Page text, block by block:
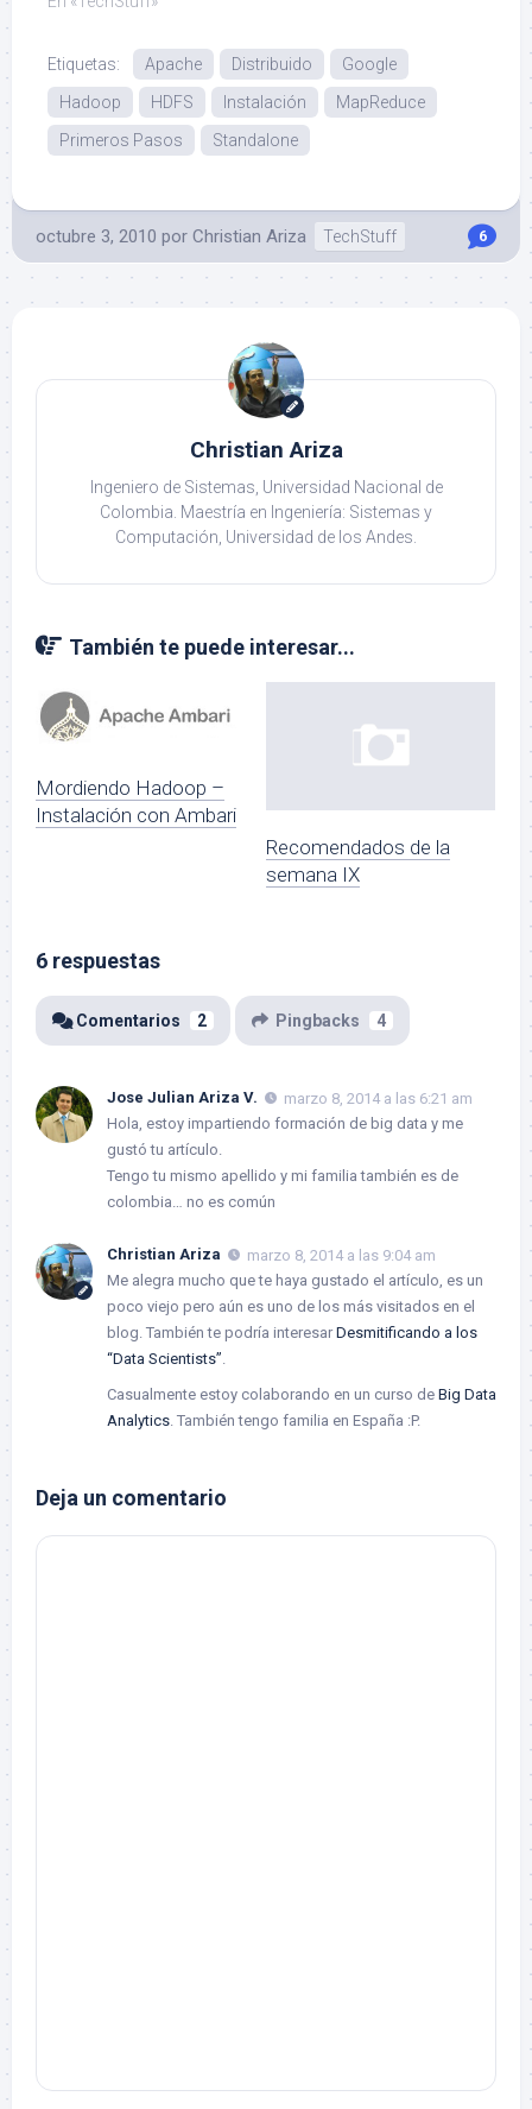
Etiquetas: Apache Distribuido
Google
Hadoop
HDFS Instalación
MapReduce
Primeros Pasos
Standalone
octubre 3, 2010 por Christian Ariza TechStuff 6
Christian Ariza
Ingeniero de Sistemas, Universidad Nacional de
Colombia. Maestría en Ingeniería: Sistemas y
Computación, Universidad de los Andes.
También te puede interesar...
Mordiendo Hadoop –
Instalación con Ambari
Recomendados de la
semana IX
6 respuestas
Comentarios 2 Pingbacks 4
Jose Julian Ariza V.
marzo 8, 2014 a las 6:21 am
Hola, estoy impartiendo formación de big data y me
gustó tu artículo.
Tengo tu mismo apellido y mi familia también es de
colombia… no es común
Christian Ariza
marzo 8, 2014 a las 9:04 am
Me alegra mucho que te haya gustado el artículo, es un
poco viejo pero aún es uno de los más visitados en el
blog. También te podría interesar Desmitificando a los
“Data Scientists”
Casualmente estoy colaborando en un curso de Big Data
Analytics . También tengo familia en España :P.
Deja un comentario